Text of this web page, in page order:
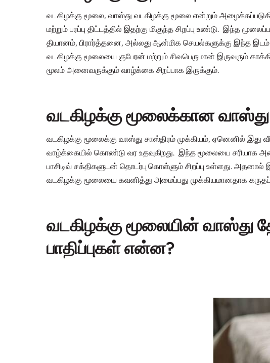
வடகிழக்கு மூலை, வாஸ்து வடகிழக்கு மூலை என்றும்
மற்றும் பரப்பு திட்டத்தில் இதற்கு மிகுந்த சிறப்பு உண்டு. இந்த
தியானம், பிரார்த்தனை, அல்லது ஆன்மிக செயல்களுக்கு இந்த இடம்
வடகிழக்கு மூலையை குபேரன் மற்றும் சிவபெருமான் இருவரும்
மூலம் அனைவருக்கும் வாழ்க்கை சிறப்பாக இருக்கும்.
வடகிழக்கு மூலைக்கான
வடகிழக்கு மூலைக்கு வாஸ்து சாஸ்திரம் முக்கியம், ஏனெனில் இது
வாழ்க்கையில் கொண்டு வர உதவுகிறது. இந்த மூலையை சரியாக
பாசிடிவ் சக்திகளுடன் தொடர்பு கொள்ளும் சிறப்பு உள்ளது.
வடகிழக்கு மூலையை கவனித்து அமைப்பது முக்கியமானதாக
வடகிழக்கு மூலையின்
பாதிப்புகள் என்ன?